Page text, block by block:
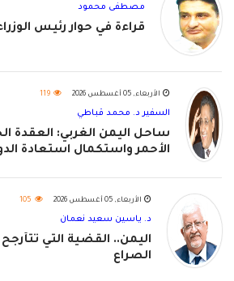
مصطفى محمود
قراءة في حوار رئيس
الأربعاء, 05 أغسطس 2026 119
السفير د. محمد قباطي
ساحل اليمن الغربي: العقدة
الأحمر واستكمال استعادة
الأربعاء, 05 أغسطس 2026 105
د. ياسين سعيد نعمان
اليمن.. القضية التي
الصراع